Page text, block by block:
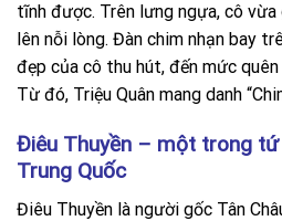
tĩnh được. Trên lưng ngựa, cô
lên nỗi lòng. Đàn chim nhạn bay
đẹp của cô thu hút, đến mức
Từ đó, Triệu Quân mang danh
Điêu Thuyền – một trong tứ
Trung Quốc
Điêu Thuyền là người gốc Tân